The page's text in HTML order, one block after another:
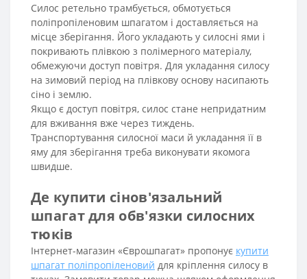
Силос ретельно трамбується, обмотується
поліпропіленовим шпагатом і доставляється на
місце зберігання. Його укладають у силосні ями і
покривають плівкою з полімерного матеріалу,
обмежуючи доступ повітря. Для укладання силосу
на зимовий період на плівкову основу насипають
сіно і землю.
Якщо є доступ повітря, силос стане непридатним
для вживання вже через тиждень.
Транспортування силосної маси й укладання її в
яму для зберігання треба виконувати якомога
швидше.
Де купити сінов'язальний
шпагат для обв'язки силосних
тюків
Інтернет-магазин «Єврошпагат» пропонує купити
шпагат поліпропіленовий для кріплення силосу в